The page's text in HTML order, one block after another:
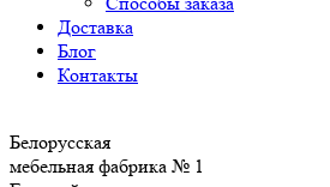
Доставка
Блог
Контакты
Белорусская
мебельная фабрика № 1